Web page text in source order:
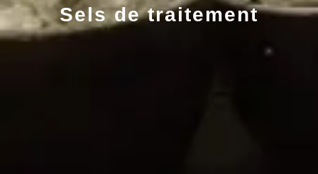
Sels de traitement